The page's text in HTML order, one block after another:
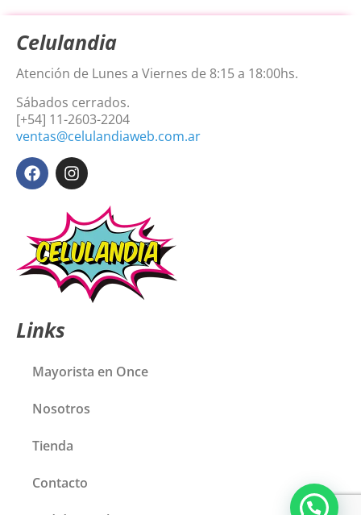
Celulandia
Atención de Lunes a Viernes de 8:15 a 18:00hs.
Sábados cerrados.
[+54] 11-2603-2204
ventas@celulandiaweb.com.ar
Links
Mayorista en Once
Nosotros
Tienda
Contacto